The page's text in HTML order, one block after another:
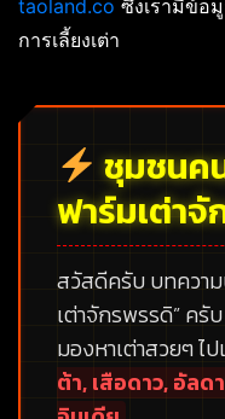
taoland.co ซึ่งเรามีข้อ
การเลี้ยงเต่า
ชุมชนค
ฟาร์มเต่า
สวัสดีครับ บทควา
เต่าจักรพรรดิ”ครั
มองหาเต่าสวยๆ ไ
ต้า, เสือดาว, อัลด